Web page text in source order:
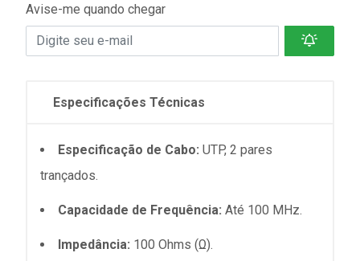
Avise-me quando chegar
Especificações Técnicas
Especificação de Cabo: UTP, 2 pares
trançados.
Capacidade de Frequência: Até 100 MHz.
Impedância: 100 Ohms (Ω).